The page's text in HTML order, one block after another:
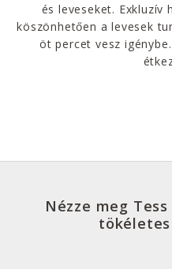
és leveseket. Exkluzív
köszönhetően a levesek
öt percet vesz
Nézze meg